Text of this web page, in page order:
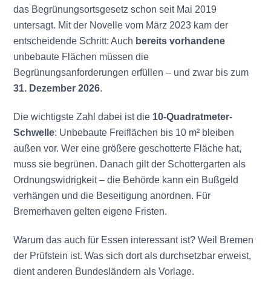
das Begrünungsortsgesetz schon seit Mai 2019
untersagt. Mit der Novelle vom März 2023 kam der
entscheidende Schritt: Auch bereits vorhandene
unbebaute Flächen müssen die
Begrünungsanforderungen erfüllen – und zwar bis zum
31. Dezember 2026.
Die wichtigste Zahl dabei ist die 10-Quadratmeter-
Schwelle: Unbebaute Freiflächen bis 10 m² bleiben
außen vor. Wer eine größere geschotterte Fläche hat,
muss sie begrünen. Danach gilt der Schottergarten als
Ordnungswidrigkeit – die Behörde kann ein Bußgeld
verhängen und die Beseitigung anordnen. Für
Bremerhaven gelten eigene Fristen.
Warum das auch für Essen interessant ist? Weil Bremen
der Prüfstein ist. Was sich dort als durchsetzbar erweist,
dient anderen Bundesländern als Vorlage.